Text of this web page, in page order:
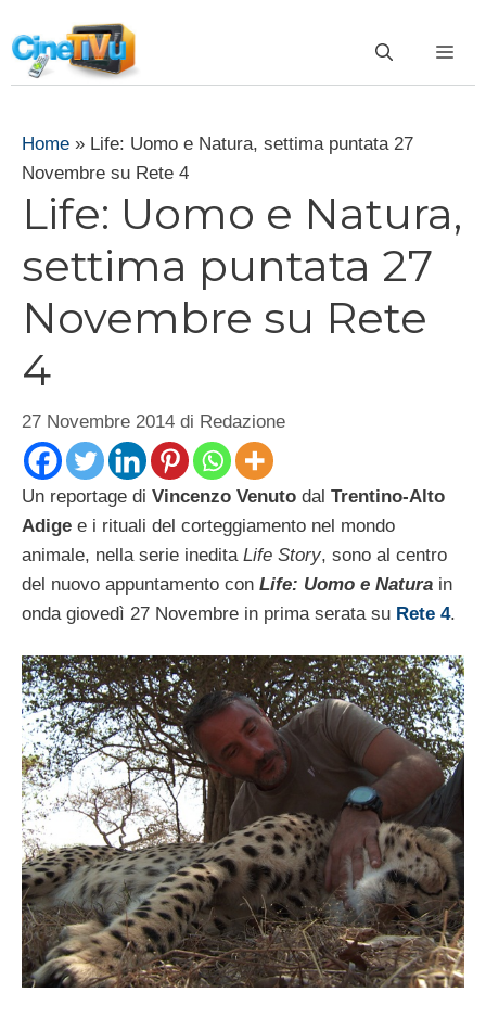
al
contenuto
Home » Life: Uomo e Natura, settima puntata 27
Novembre su Rete 4
Life: Uomo e Natura,
settima puntata 27
Novembre su Rete
4
27 Novembre 2014 di Redazione
Un reportage di Vincenzo Venuto dal Trentino-Alto
Adige e i rituali del corteggiamento nel mondo
animale, nella serie inedita Life Story, sono al centro
del nuovo appuntamento con Life: Uomo e Natura in
onda giovedì 27 Novembre in prima serata su Rete 4.